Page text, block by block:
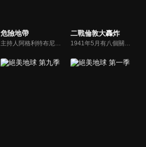
危險地帶
主持人阿格利特布尼耶冒險進入世界上最危險地區，他的任務是發現為什麼這些地方飽受戰火、衝突或危險的困擾，以及普通人如何在這種充滿挑戰的環境中生存。
二戰倫敦大轟炸
1941年5月有八個關鍵的日子，當時英國遭受了二戰期間最猛烈的空襲－倫敦大轟炸。透過目擊者的敘述和對親屬的訪談，講述空襲受害者令人驚歎的故事。